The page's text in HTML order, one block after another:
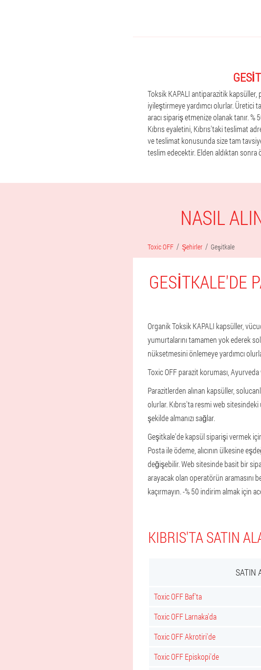
Toksik KAPALI antiparazitik kapsüller,
iyileştirmeye yardımcı olurlar. Üretici
aracı sipariş etmenize olanak tanır. %
Kıbrıs eyaletini, Kıbrıs'taki teslimat
ve teslimat konusunda size tam
teslim edecektir. Elden aldıktan
NASIL
Toxic OFF Şehirler Geşitkale
GESITKALE'DE
Organik Toksik KAPALI kapsüller,
yumurtalarını tamamen yok ederek
nüksetmesini önlemeye yardımcı
Toxic OFF parazit koruması,
Parazitlerden alınan kapsüller,
olurlar. Kıbrıs'ta resmi web
şekilde almanızı sağlar.
Geşitkale'de kapsül siparişi vermek
Posta ile ödeme, alıcının ülkesine
değişebilir. Web sitesinde basit bir
arayacak olan operatörün aramasını
kaçırmayın. -% 50 indirim almak için
KIBRIS'TA SATIN
SATIN
Toxic OFF Baf'ta
Toxic OFF Larnaka'da
Toxic OFF Akrotiri'de
Toxic OFF Episkopi'de